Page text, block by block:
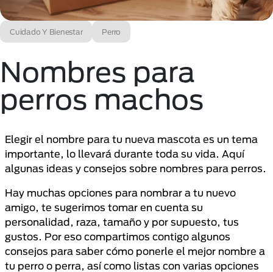
Cuidado Y Bienestar Perro
Nombres para
perros machos
Elegir el nombre para tu nueva mascota es un tema
importante, lo llevará durante toda su vida. Aquí
algunas ideas y consejos sobre nombres para perros.
Hay muchas opciones para nombrar a tu nuevo
amigo, te sugerimos tomar en cuenta su
personalidad, raza, tamaño y por supuesto, tus
gustos. Por eso compartimos contigo algunos
consejos para saber cómo ponerle el mejor nombre a
tu perro o perra, así como listas con varias opciones